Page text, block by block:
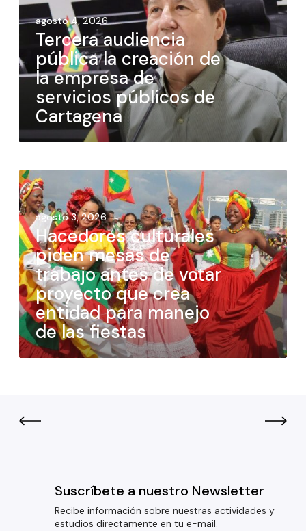
agosto 4, 2026
Tercera audiencia
pública la creación de
la empresa de
servicios públicos de
Cartagena
agosto 3, 2026
Hacedores culturales
piden mesas de
trabajo antes de votar
proyecto que crea
entidad para manejo
de las fiestas
Suscríbete a nuestro Newsletter
Recibe información sobre nuestras actividades y
estudios directamente en tu e-mail.